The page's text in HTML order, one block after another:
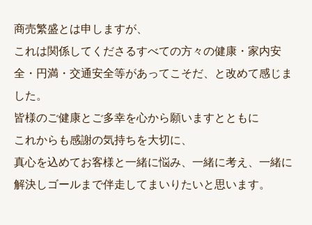
商売繁盛とは申しますが、
これは関係してくださるすべての方々の健康・家内安
全・円満・交通安全等があってこそだ、と改めて感じま
した。
皆様のご健康とご多幸を心から願いますとともに
これからも感謝の気持ちを大切に、
真心を込めてお客様と一緒に悩み、一緒に考え、一緒に
解決しゴールまで伴走してまいりたいと思います。